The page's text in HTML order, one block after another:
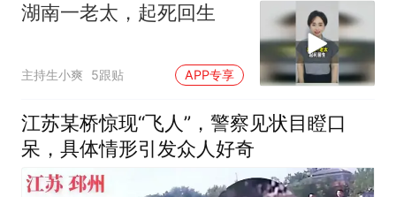
湖南一老太，起死回生
主持生小爽 5跟贴 APP专享
江苏某桥惊现“飞人”，警察见状目瞪口
呆，具体情形引发众人好奇